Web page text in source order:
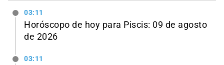
03:11
Horóscopo de hoy para Piscis: 09 de agosto
de 2026
03:11